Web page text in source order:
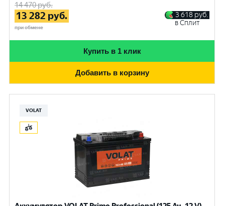
14 470руб.
13 282 руб.
при обмене
3 618 руб.
в Сплит
Купить в 1 клик
Добавить в корзину
VOLAT